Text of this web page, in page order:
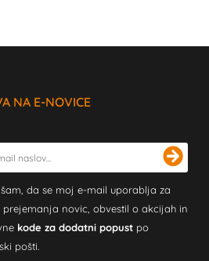
NA E-NOVICE
da se moj e-mail uporablja za
prejemanja novic, obvestil o akcijah in
kode za dodatni popust po
pošti.